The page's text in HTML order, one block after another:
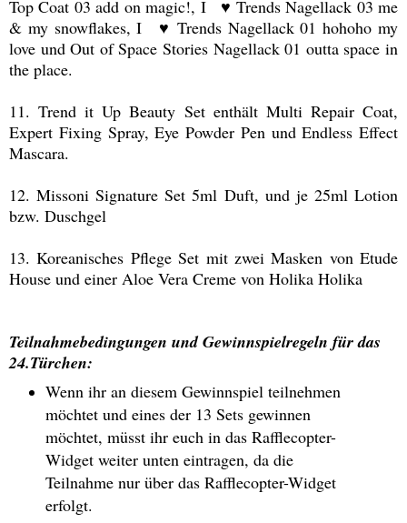
Top Coat 03 add on magic!, I ♥ Trends Nagellack 03 me
& my snowflakes, I
♥ Trends Nagellack 01 hohoho my
love und Out of Space Stories Nagellack 01 outta space in
the place.
11. Trend it Up Beauty Set enthält Multi Repair Coat,
Expert Fixing Spray, Eye Powder Pen und Endless Effect
Mascara.
12. Missoni Signature Set 5ml Duft, und je 25ml Lotion
bzw. Duschgel
13. Koreanisches Pflege Set mit zwei Masken von Etude
House und einer Aloe Vera Creme von Holika Holika
Teilnahmebedingungen und Gewinnspielregeln für das
24.Türchen:
Wenn ihr an diesem Gewinnspiel teilnehmen
möchtet und eines der 13 Sets gewinnen
möchtet, müsst ihr euch in das Rafflecopter-
Widget weiter unten eintragen, da die
Teilnahme nur über das Rafflecopter-Widget
erfolgt.